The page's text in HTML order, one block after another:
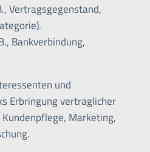
Vertragsgegenstand,
Bankverbindung,
und
Erbringung vertraglicher
Marketing,